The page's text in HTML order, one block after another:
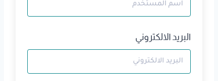
البريد الالكتروني